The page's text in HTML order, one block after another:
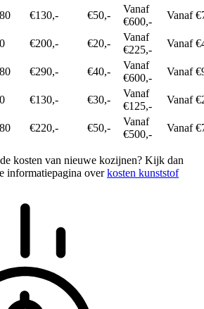
€130,- €50,-
Vanaf
€600,-
Vanaf
€200,- €20,-
Vanaf
€225,-
Vanaf
€290,- €40,-
Vanaf
€600,-
Vanaf
€130,- €30,-
Vanaf
€125,-
Vanaf
€220,- €50,-
Vanaf
€500,-
Vanaf
kosten van nieuwe kozijnen? Kijk dan
informatiepagina overkosten kunststof